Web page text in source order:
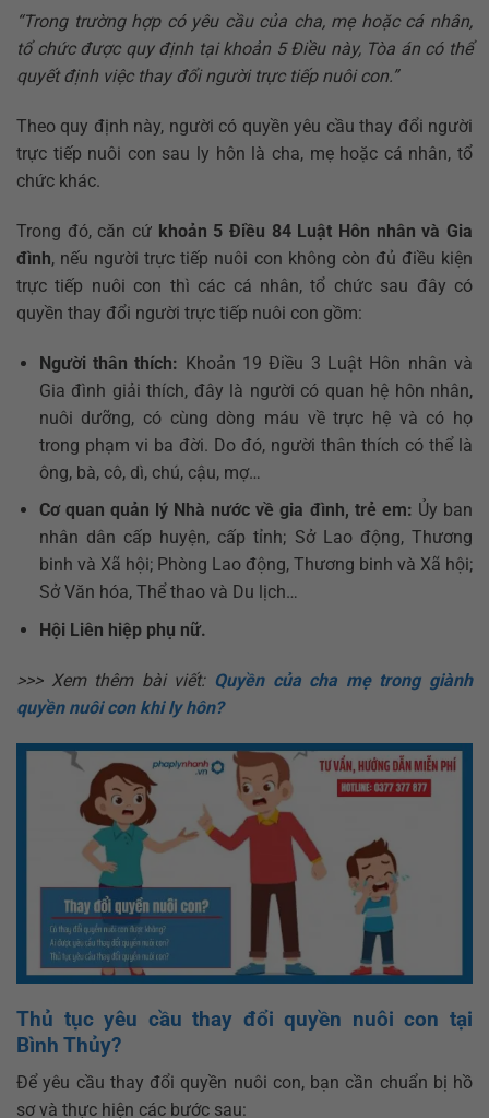
“Trong trường hợp có yêu cầu của cha, mẹ hoặc cá nhân,
tổ chức được quy định tại khoản 5 Điều này, Tòa án có thể
quyết định việc thay đổi người trực tiếp nuôi con.”
Theo quy định này, người có quyền yêu cầu thay đổi người
trực tiếp nuôi con sau ly hôn là cha, mẹ hoặc cá nhân, tổ
chức khác.
Trong đó, căn cứ khoản 5 Điều 84 Luật Hôn nhân và Gia
đình, nếu người trực tiếp nuôi con không còn đủ điều kiện
trực tiếp nuôi con thì các cá nhân, tổ chức sau đây có
quyền thay đổi người trực tiếp nuôi con gồm:
Người thân thích: Khoản 19 Điều 3 Luật Hôn nhân và
Gia đình giải thích, đây là người có quan hệ hôn nhân,
nuôi dưỡng, có cùng dòng máu về trực hệ và có họ
trong phạm vi ba đời. Do đó, người thân thích có thể là
ông, bà, cô, dì, chú, cậu, mợ…
Cơ quan quản lý Nhà nước về gia đình, trẻ em: Ủy ban
nhân dân cấp huyện, cấp tỉnh; Sở Lao động, Thương
binh và Xã hội; Phòng Lao động, Thương binh và Xã hội;
Sở Văn hóa, Thể thao và Du lịch…
Hội Liên hiệp phụ nữ.
>>> Xem thêm bài viết: Quyền của cha mẹ trong giành
quyền nuôi con khi ly hôn?
Thủ tục yêu cầu thay đổi quyền nuôi con tại
Bình Thủy?
Để yêu cầu thay đổi quyền nuôi con, bạn cần chuẩn bị hồ
sơ và thực hiện các bước sau: